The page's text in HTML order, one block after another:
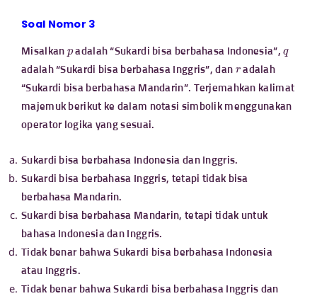
Soal Nomor 3
Misalkan adalah “Sukardi bisa berbahasa Indonesia”,
adalah “Sukardi bisa berbahasa Inggris”, dan
adalah
“Sukardi bisa berbahasa Mandarin”. Terjemahkan kalimat
majemuk berikut ke dalam notasi simbolik menggunakan
operator logika yang sesuai.
Sukardi bisa berbahasa Indonesia dan Inggris.
Sukardi bisa berbahasa Inggris, tetapi tidak bisa
berbahasa Mandarin.
Sukardi bisa berbahasa Mandarin, tetapi tidak untuk
bahasa Indonesia dan Inggris.
Tidak benar bahwa Sukardi bisa berbahasa Indonesia
atau Inggris.
Tidak benar bahwa Sukardi bisa berbahasa Inggris dan